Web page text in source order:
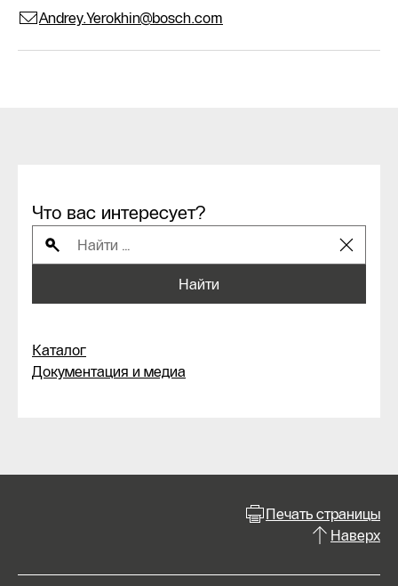
Andrey.Yerokhin@bosch.com
Что вас интересует?
Найти
Каталог
Документация и медиа
Печать страницы
Наверх